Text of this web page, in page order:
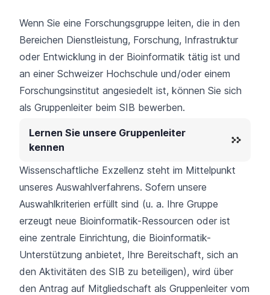
Wenn Sie eine Forschungsgruppe leiten, die in den
Bereichen Dienstleistung, Forschung, Infrastruktur
oder Entwicklung in der Bioinformatik tätig ist und
an einer Schweizer Hochschule und/oder einem
Forschungsinstitut angesiedelt ist, können Sie sich
als Gruppenleiter beim SIB bewerben.
Lernen Sie unsere Gruppenleiter
kennen
Wissenschaftliche Exzellenz steht im Mittelpunkt
unseres Auswahlverfahrens. Sofern unsere
Auswahlkriterien erfüllt sind (u. a. Ihre Gruppe
erzeugt neue Bioinformatik-Ressourcen oder ist
eine zentrale Einrichtung, die Bioinformatik-
Unterstützung anbietet, Ihre Bereitschaft, sich an
den Aktivitäten des SIB zu beteiligen), wird über
den Antrag auf Mitgliedschaft als Gruppenleiter vom